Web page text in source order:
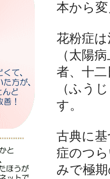
本から
花粉症
（太陽
者、十
（ふう
す。
古典に
症のつ
みで極